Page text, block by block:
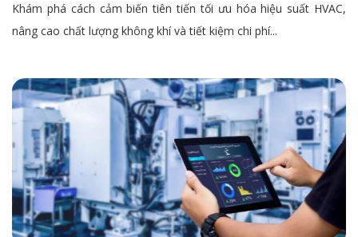
Khám phá cách cảm biến tiên tiến tối ưu hóa hiệu suất HVAC,
nâng cao chất lượng không khí và tiết kiệm chi phí...